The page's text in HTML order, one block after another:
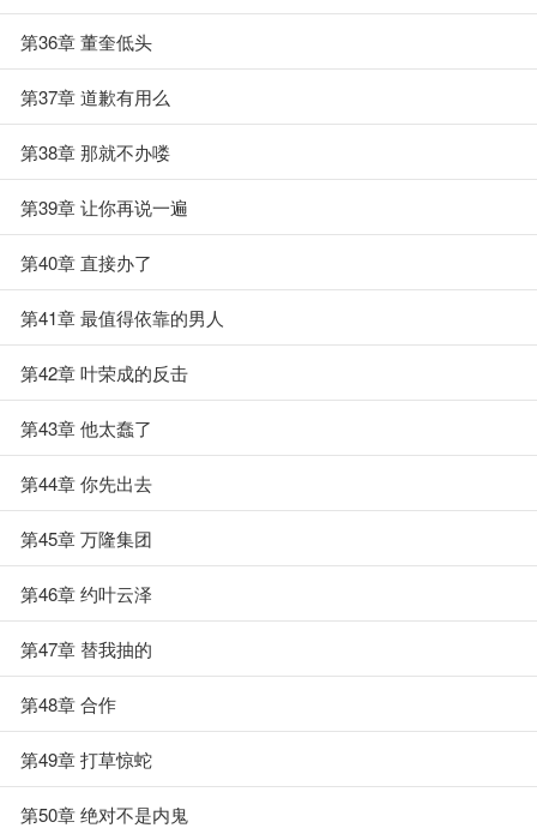
第36章 董奎低头
第37章 道歉有用么
第38章 那就不办喽
第39章 让你再说一遍
第40章 直接办了
第41章 最值得依靠的男人
第42章 叶荣成的反击
第43章 他太蠢了
第44章 你先出去
第45章 万隆集团
第46章 约叶云泽
第47章 替我抽的
第48章 合作
第49章 打草惊蛇
第50章 绝对不是内鬼